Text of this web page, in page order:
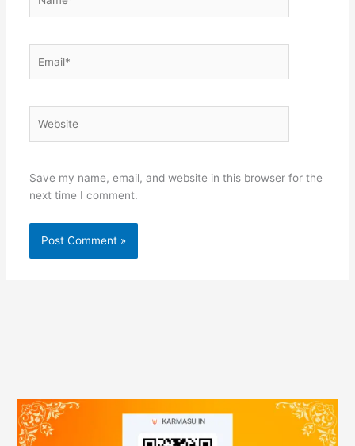
Save my name, email, and website in this browser for the
next time I comment.